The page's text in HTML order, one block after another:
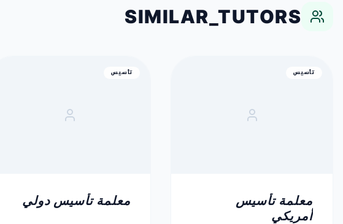
SIMILAR_TUTORS
تأسيس
معلمة تأسيس
أمريكي
تأسيس
معلمة تأسيس دولي